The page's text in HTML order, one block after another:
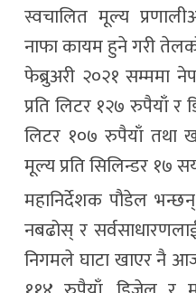
स्वचालित मूल्य
नाफा कायम हुने गरी
फेब्रुअरी २०२१ सम्ममा
प्रति लिटर १२७ रुपैयाँ र
लिटर १०७ रुपैयाँ तथा
मूल्य प्रति सिलिन्डर १७
महानिर्देशक पौडेल
नबढोस् र
निगमले घाटा खाएर नै